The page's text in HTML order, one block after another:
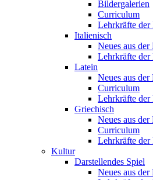
Bildergalerien
Curriculum
Lehrkräfte der
Italienisch
Neues aus der
Lehrkräfte der
Latein
Neues aus der
Curriculum
Lehrkräfte der
Griechisch
Neues aus der
Curriculum
Lehrkräfte der
Kultur
Darstellendes Spiel
Neues aus der